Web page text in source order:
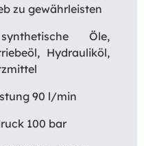
zu gewährleisten
Öle,
Hydrauliköl,
90 l/min
100 bar